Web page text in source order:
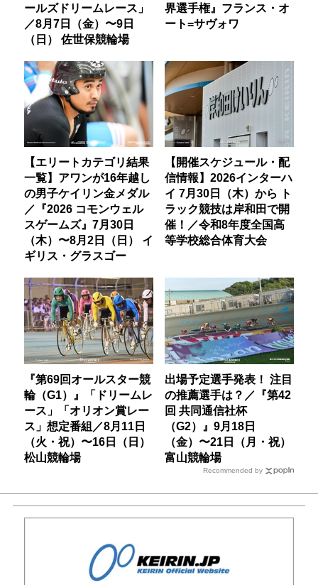
ールズドリームレース」
／8月7日（金）〜9日
（日） 佐世保競輪場
界選手権』フランス・オ
ート=サヴォワ
【エリートカテゴリ結果
一覧】アワンが16年越し
の男子ケイリン金メダル
／『2026 コモンウェル
スゲームズ』7月30日
（木）〜8月2日（日） イ
ギリス・グラスゴー
【開催スケジュール・配
信情報】2026インターハ
イ 7月30日（木）から ト
ラック競技は岸和田で開
催！／令和8年度全国高
等学校総合体育大会
『第69回オールスター競
輪（G1）』「ドリームレ
ース」「オリオン賞レー
ス」想定番組／8月11日
（火・祝）〜16日（日）
松山競輪場
出場予定選手発表！ 注目
の推薦選手は？／『第42
回 共同通信社杯
（G2）』9月18日
（金）〜21日（月・祝）
富山競輪場
Recommended by